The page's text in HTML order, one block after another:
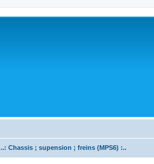
..: Chassis ; supension ; freins (MPS6) :..